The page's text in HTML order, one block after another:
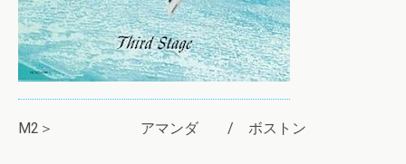
M2＞ アマンダ / ボストン